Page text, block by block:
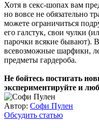
Хотя в секс-шопах вам
но вовсе не обязательно
можете ограничиться
его галстук, свои чулки
парочки всякие бывают).
всевозможные шарфики,
предметы гардероба.
Не бойтесь постигать
экспериментируйте и
Автор: Софи Пулен
Обсудить статью